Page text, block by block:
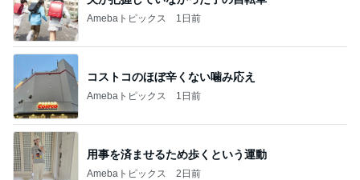
Amebaトピックス 1日前
コストコのほぼ辛くない噛み応え
Amebaトピックス 1日前
用事を済ませるため歩くという運動
Amebaトピックス 2日前